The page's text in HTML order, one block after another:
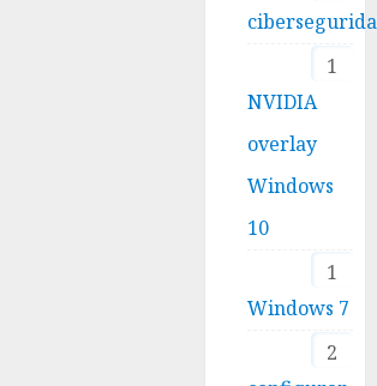
1
NVIDIA
overlay
Windows
10
1
Windows 7
2